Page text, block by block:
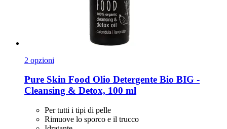
2 opzioni
Pure Skin Food Olio Detergente Bio BIG -​
Cleansing & Detox, 100 ml
Per tutti i tipi di pelle
Rimuove lo sporco e il trucco